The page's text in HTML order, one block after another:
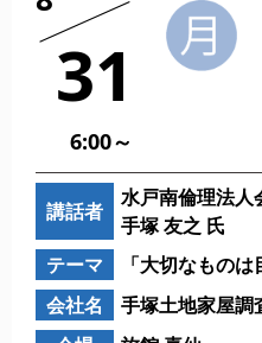
31
6:00～
講話者
水戸南倫理法人
手塚 友之 氏
テーマ
「大切なものは
会社名
手塚土地家屋調